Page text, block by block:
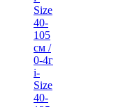
Size
40-
105
см /
0-4г
i-
Size
40-